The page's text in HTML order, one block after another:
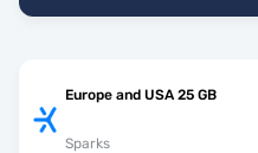
Europe and USA 25 GB
Sparks